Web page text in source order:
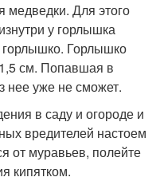
медведки. Для этого
у горлышка
Горлышко
см. Попавшая в
нее уже не сможет.
в саду и огороде и
вредителей настоем
от муравьев, полейте
кипятком.